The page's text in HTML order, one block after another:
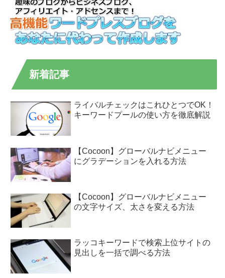
新着記事
ライバルチェックはこれひとつでOK！
キーワードプールの使い方を徹底解説
【Cocoon】グローバルナビメニュー
にグラデーションを入れる方法
【Cocoon】グローバルナビメニュー
の文字サイズ、太さを変える方法
ラッコキーワードで検索上位サイトの
見出しを一括で調べる方法